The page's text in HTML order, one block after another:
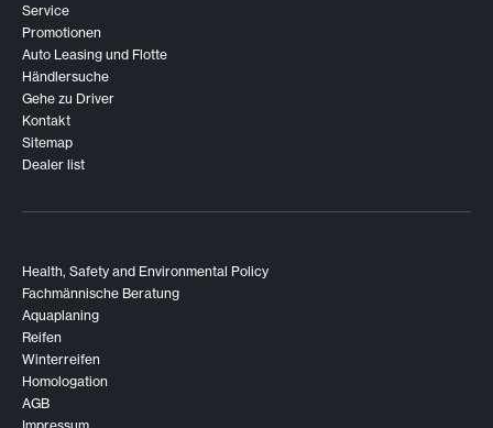
Service
Promotionen
Auto Leasing und Flotte
Händlersuche
Gehe zu Driver
Kontakt
Sitemap
Dealer list
Health, Safety and Environmental Policy
Fachmännische Beratung
Aquaplaning
Reifen
Winterreifen
Homologation
AGB